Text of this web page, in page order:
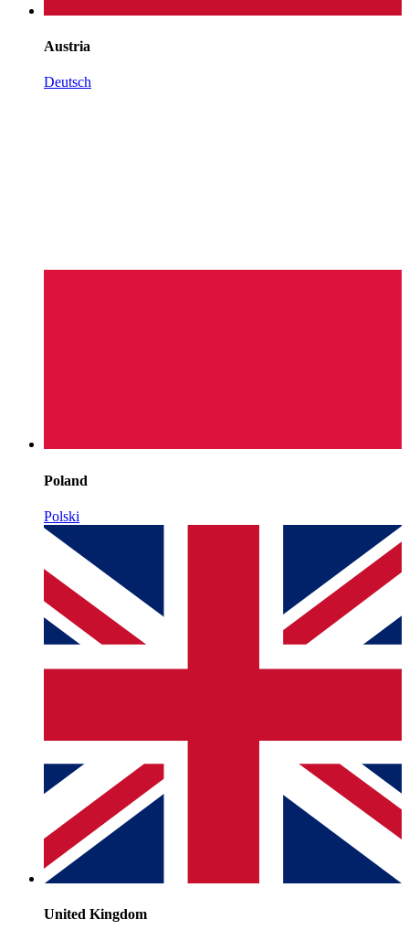
Austria
Deutsch
Poland
Polski
United Kingdom